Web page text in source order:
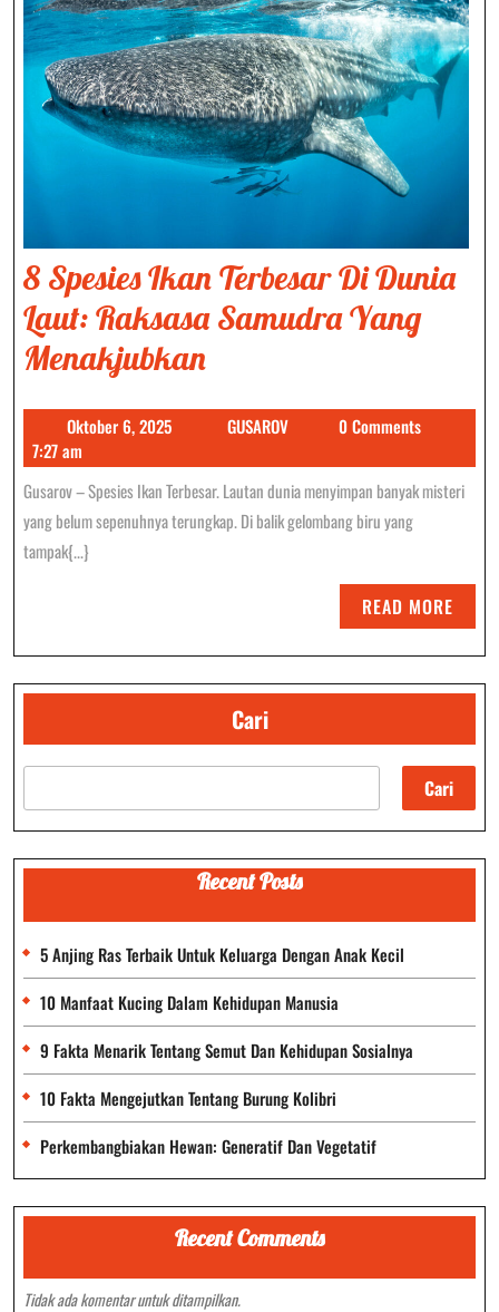
8 Spesies Ikan Terbesar Di Dunia
Laut: Raksasa Samudra Yang
Menakjubkan8
Ikan
Terbesar
Di
Samudra
Yang
Menakjubkan
Oktober 6, 2025Oktober
2025
GUSAROVGUSAROV0 Comments
7:27 am
Gusarov – Spesies Ikan Terbesar. Lautan dunia menyimpan banyak misteri
yang belum sepenuhnya terungkap. Di balik gelombang biru yang
tampak{...}
READ MORE
MORE
Cari
Cari
Recent Posts
5 Anjing Ras Terbaik Untuk Keluarga Dengan Anak Kecil
10 Manfaat Kucing Dalam Kehidupan Manusia
9 Fakta Menarik Tentang Semut Dan Kehidupan Sosialnya
10 Fakta Mengejutkan Tentang Burung Kolibri
Perkembangbiakan Hewan: Generatif Dan Vegetatif
Recent Comments
Tidak ada komentar untuk ditampilkan.